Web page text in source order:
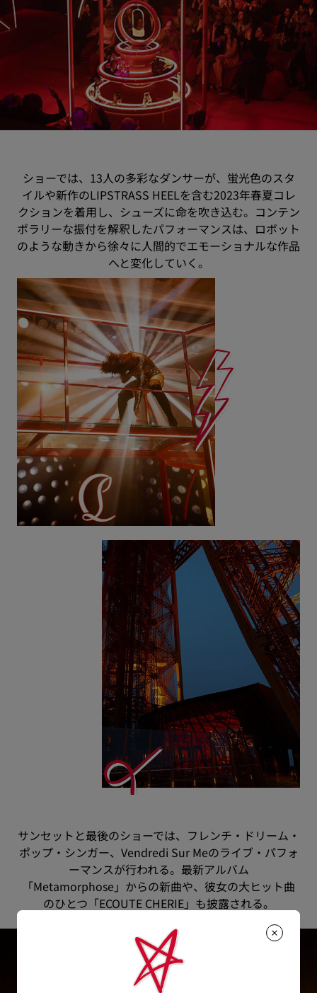
ショーでは、13人の多彩なダンサーが、蛍光色のスタ
イルや新作のLIPSTRASS HEELを含む2023年春夏コレ
クションを着用し、シューズに命を吹き込む。コンテン
ポラリーな振付を解釈したパフォーマンスは、ロボット
のような動きから徐々に人間的でエモーショナルな作品
へと変化していく。
サンセットと最後のショーでは、フレンチ・ドリーム・
ポップ・シンガー、Vendredi Sur Meのライブ・パフォ
ーマンスが行われる。最新アルバム
「Metamorphose」からの新曲や、彼女の大ヒット曲
のひとつ「ECOUTE CHERIE」も披露される。